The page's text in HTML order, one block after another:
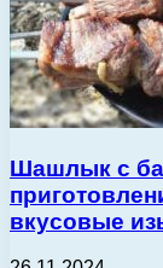
Шашлык с
вкусовые